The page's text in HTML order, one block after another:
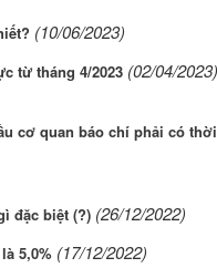
(10/06/2023)
từ tháng 4/2023 (02/04/2023)
cơ quan báo chí phải có
đặc biệt (?) (26/12/2022)
5,0% (17/12/2022)